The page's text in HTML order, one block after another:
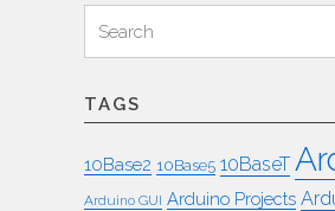
for:
TAGS
10Base2 10Base5 10BaseT
Arduino GUI Arduino Projects